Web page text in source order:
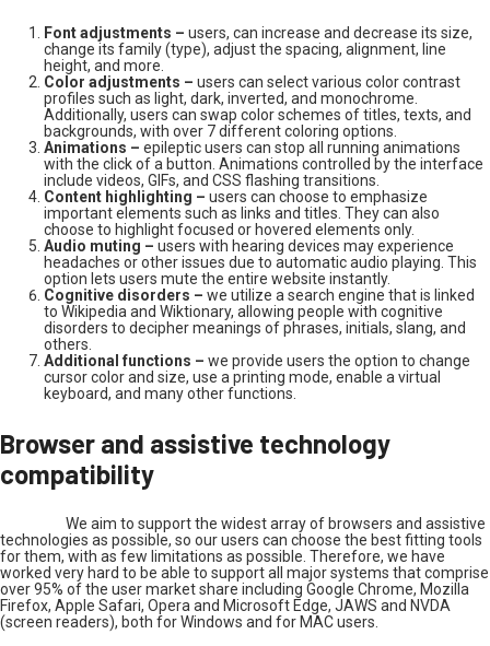
Font adjustments – users, can increase and decrease its size,
change its family (type), adjust the spacing, alignment, line
height, and more.
Color adjustments – users can select various color contrast
profiles such as light, dark, inverted, and monochrome.
Additionally, users can swap color schemes of titles, texts, and
backgrounds, with over 7 different coloring options.
Animations – epileptic users can stop all running animations
with the click of a button. Animations controlled by the interface
include videos, GIFs, and CSS flashing transitions.
Content highlighting – users can choose to emphasize
important elements such as links and titles. They can also
choose to highlight focused or hovered elements only.
Audio muting – users with hearing devices may experience
headaches or other issues due to automatic audio playing. This
option lets users mute the entire website instantly.
Cognitive disorders – we utilize a search engine that is linked
to Wikipedia and Wiktionary, allowing people with cognitive
disorders to decipher meanings of phrases, initials, slang, and
others.
Additional functions – we provide users the option to change
cursor color and size, use a printing mode, enable a virtual
keyboard, and many other functions.
Browser and assistive technology
compatibility
We aim to support the widest array of browsers and assistive
technologies as possible, so our users can choose the best fitting tools
for them, with as few limitations as possible. Therefore, we have
worked very hard to be able to support all major systems that comprise
over 95% of the user market share including Google Chrome, Mozilla
Firefox, Apple Safari, Opera and Microsoft Edge, JAWS and NVDA
(screen readers), both for Windows and for MAC users.